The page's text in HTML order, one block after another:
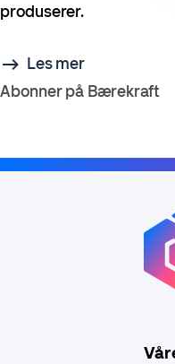
produserer.
Les mer
Abonner på Bærekraft